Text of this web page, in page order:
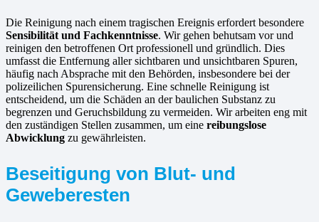
Die Reinigung nach einem tragischen Ereignis erfordert besondere
Sensibilität und Fachkenntnisse. Wir gehen behutsam vor und
reinigen den betroffenen Ort professionell und gründlich. Dies
umfasst die Entfernung aller sichtbaren und unsichtbaren Spuren,
häufig nach Absprache mit den Behörden, insbesondere bei der
polizeilichen Spurensicherung. Eine schnelle Reinigung ist
entscheidend, um die Schäden an der baulichen Substanz zu
begrenzen und Geruchsbildung zu vermeiden. Wir arbeiten eng mit
den zuständigen Stellen zusammen, um eine reibungslose
Abwicklung zu gewährleisten.
Beseitigung von Blut- und
Geweberesten